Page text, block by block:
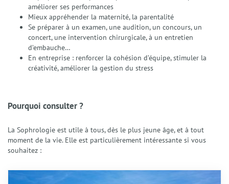
Préparation Mentale
Confiance en Soi
Enfants et Adolescents
Techniques
La Sophrologie
La Résolution Émotionnelle (EmRes)
Le Reiki
Séances individuelles Adultes
Séances Enfants et Adolescents
Interventions et Prestations
améliorer ses performances
Mieux appréhender la maternité, la parentalité
Se préparer à un examen, une audition, un concours, un
concert, une intervention chirurgicale, à un entretien
d’embauche…
En entreprise : renforcer la cohésion d’équipe, stimuler la
créativité, améliorer la gestion du stress
Pourquoi consulter ?
La Sophrologie est utile à tous, dès le plus jeune âge, et à tout
moment de la vie. Elle est particulièrement intéressante si vous
souhaitez :